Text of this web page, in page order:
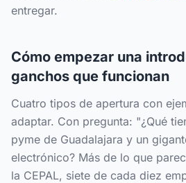
entregar.
Cómo empezar una
ganchos que funcionan
Cuatro tipos de apertura con
adaptar. Con pregunta: "¿Qué
pyme de Guadalajara y un
electrónico? Más de lo que
la CEPAL, siete de cada diez